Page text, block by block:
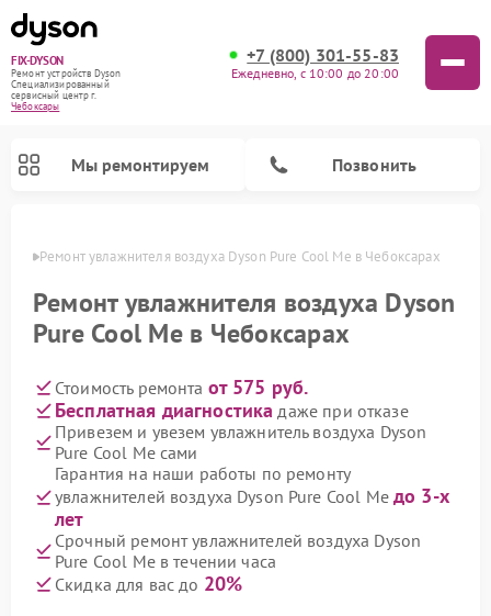
FIX-DYSON
Ремонт устройств Dyson
Специализированный
cервисный центр г.
Чебоксары
+7 (800) 301-55-83
Ежедневно, с 10:00 до 20:00
Мы ремонтируем Позвонить
Ремонт увлажнителя воздуха Dyson Pure Cool Me в Чебоксарах
Ремонт увлажнителя воздуха Dyson
Pure Cool Me в Чебоксарах
Стоимость ремонта от 575 руб.
Бесплатная диагностика даже при отказе
Привезем и увезем увлажнитель воздуха Dyson
Pure Cool Me сами
Гарантия на наши работы по ремонту
увлажнителей воздуха Dyson Pure Cool Me до 3-х
лет
Срочный ремонт увлажнителей воздуха Dyson
Pure Cool Me в течении часа
Скидка для вас до 20%